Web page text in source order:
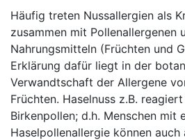
Häufig treten Nussallergien als
zusammen mit Pollenallergenen
Nahrungsmitteln (Früchten und
Erklärung dafür liegt in der
Verwandtschaft der Allergene
Früchten. Haselnuss z.B.
Birkenpollen; d.h. Menschen mit
Haselpollenallergie können auch